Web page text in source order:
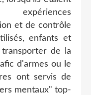
et de contrôle
enfants et
de la
d'armes ou le
ont servis de
mentaux" top-